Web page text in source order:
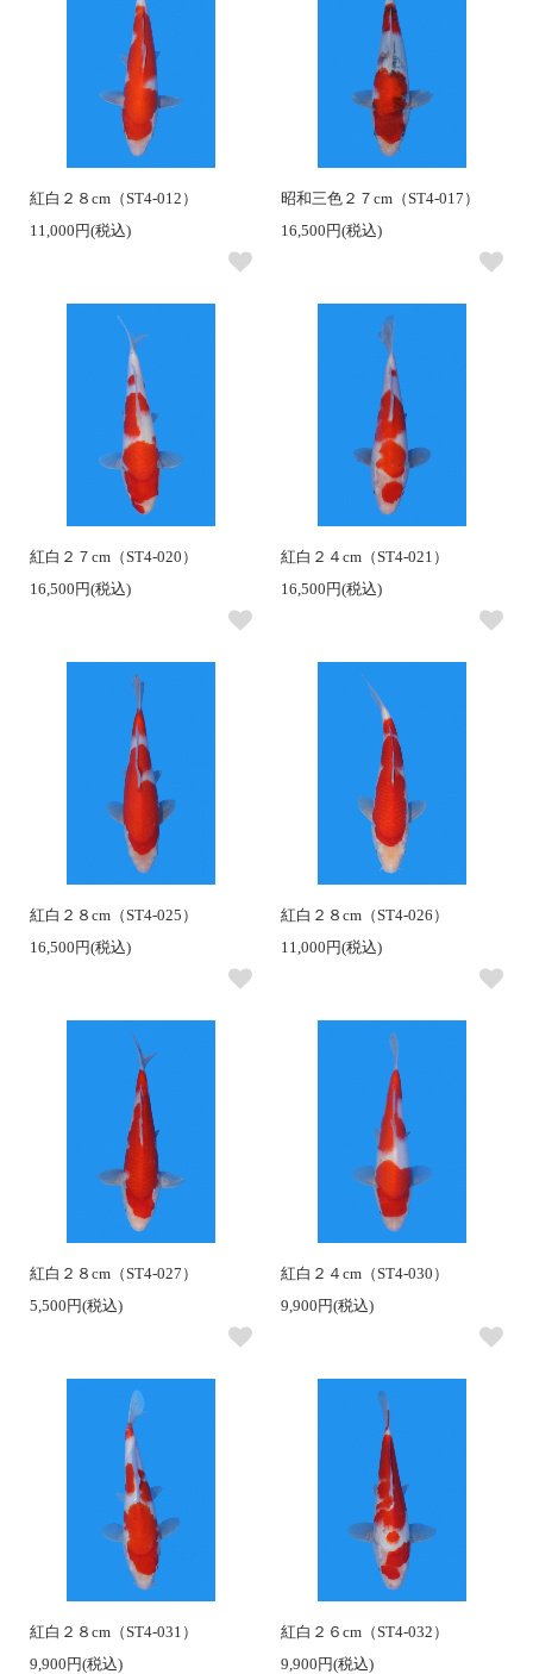
紅白２８cm（ST4-012）
11,000円(税込)
昭和三色２７cm（ST4-017）
16,500円(税込)
紅白２７cm（ST4-020）
16,500円(税込)
紅白２４cm（ST4-021）
16,500円(税込)
紅白２８cm（ST4-025）
16,500円(税込)
紅白２８cm（ST4-026）
11,000円(税込)
紅白２８cm（ST4-027）
5,500円(税込)
紅白２４cm（ST4-030）
9,900円(税込)
紅白２８cm（ST4-031）
9,900円(税込)
紅白２６cm（ST4-032）
9,900円(税込)